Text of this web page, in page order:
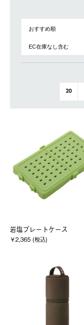
20
岩塩プレートケース
￥2,365 (税込)